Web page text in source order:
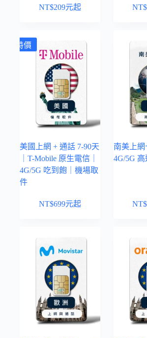
NT$209元起 NT$
特價
美國上網 + 通話 7-90天
｜T-Mobile 原生電信｜
4G/5G 吃到飽｜機場取
件
NT$699元起
南美上網
4G/5G 高
NT$